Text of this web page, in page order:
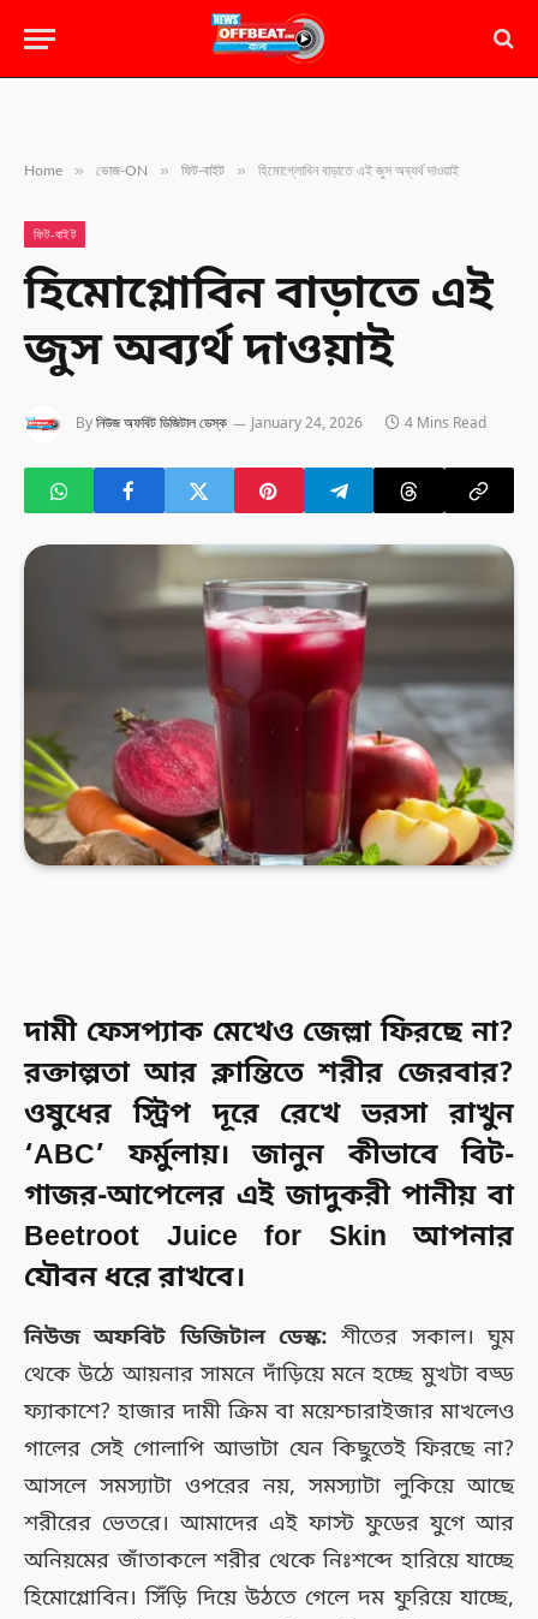
Home » ভোজ-ON » ফিট-বাইট » হিমোগ্লোবিন বাড়াতে এই জুস অব্যর্থ দাওয়াই
ফিট-বাইট
হিমোগ্লোবিন বাড়াতে এই
জুস অব্যর্থ দাওয়াই
Byনিউজ অফবিট ডিজিটাল ডেস্ক January 24, 2026 4 Mins Read
দামী ফেসপ্যাক মেখেও জেল্লা ফিরছে না?
রক্তাল্পতা আর ক্লান্তিতে শরীর জেরবার?
ওষুধের স্ট্রিপ দূরে রেখে ভরসা রাখুন
‘ABC’ ফর্মুলায়। জানুন কীভাবে বিট-
গাজর-আপেলের এই জাদুকরী পানীয় বা
Beetroot Juice for Skin আপনার
যৌবন ধরে রাখবে।
নিউজ অফবিট ডিজিটাল ডেস্ক: শীতের সকাল। ঘুম
থেকে উঠে আয়নার সামনে দাঁড়িয়ে মনে হচ্ছে মুখটা বড্ড
ফ্যাকাশে? হাজার দামী ক্রিম বা ময়েশ্চারাইজার মাখলেও
গালের সেই গোলাপি আভাটা যেন কিছুতেই ফিরছে না?
আসলে সমস্যাটা ওপরের নয়, সমস্যাটা লুকিয়ে আছে
শরীরের ভেতরে। আমাদের এই ফাস্ট ফুডের যুগে আর
অনিয়মের জাঁতাকলে শরীর থেকে নিঃশব্দে হারিয়ে যাচ্ছে
হিমোগ্লোবিন। সিঁড়ি দিয়ে উঠতে গেলে দম ফুরিয়ে যাচ্ছে,